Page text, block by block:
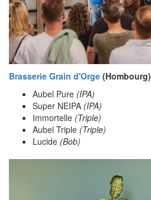
Brasserie Grain d'Orge (Hombourg)
Aubel Pure (IPA)
Super NEIPA (IPA)
Immortelle (Triple)
Aubel Triple (Triple)
Lucide (Bob)